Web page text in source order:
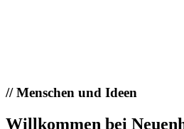
//Menschen und Ideen
Willkommen bei